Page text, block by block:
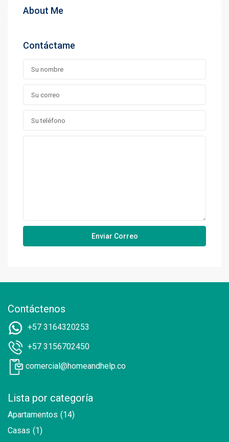
About Me
Contáctame
Contáctenos
+57 3164320253
+57 3156702450
comercial@homeandhelp.co
Lista por categoría
Apartamentos (14)
Casas (1)